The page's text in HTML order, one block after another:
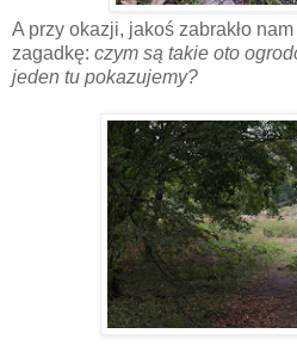
A przy okazji, jakoś zabrakło
zagadkę: czym są takie oto
jeden tu pokazujemy?